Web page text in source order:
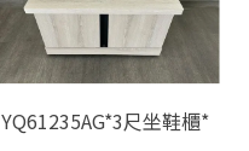
YQ61235AG*3尺坐鞋櫃*